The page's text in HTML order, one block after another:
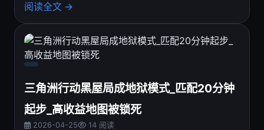
阅读全文 →
三角洲行动黑屋局成地狱模式_匹配20分钟
起步_高收益地图被锁死
2026-04-25 14 阅读